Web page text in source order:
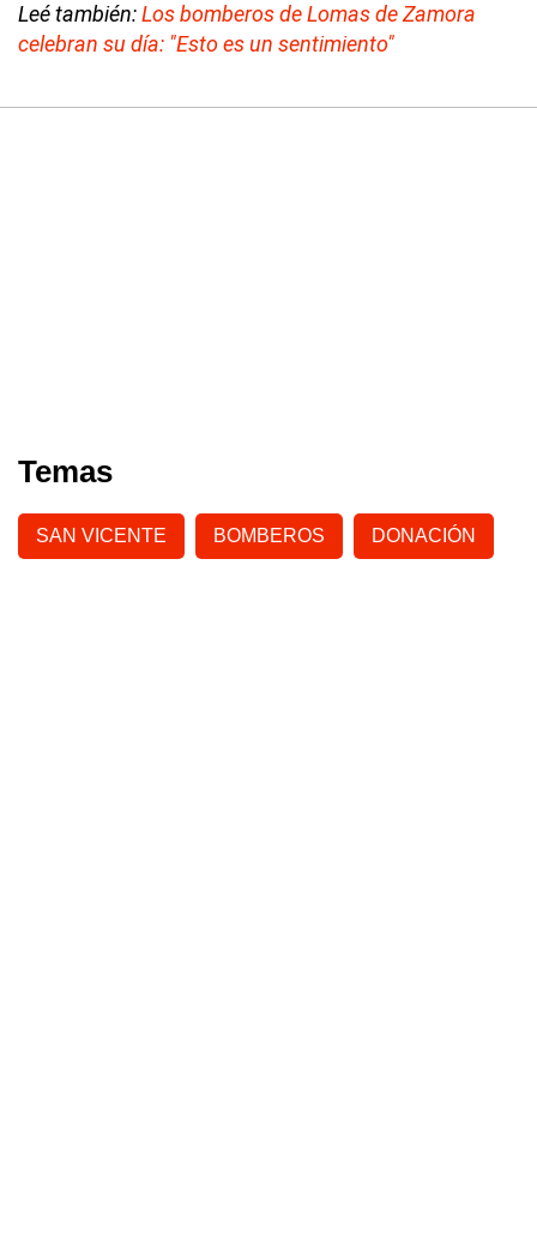
Leé también:Los bomberos de Lomas de Zamora
celebran su día: "Esto es un sentimiento"
Temas
SAN VICENTE BOMBEROS DONACIÓN